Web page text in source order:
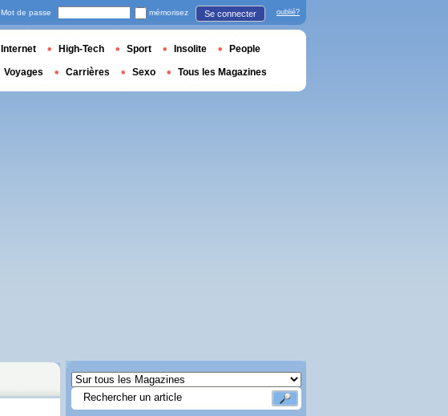
Mot de passe mémorisez Se connecter oublié?
Internet High-Tech Sport Insolite People
Voyages Carrières Sexo Tous les Magazines